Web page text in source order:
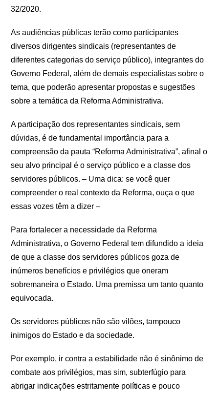
32/2020.
As audiências públicas terão como participantes
diversos dirigentes sindicais (representantes de
diferentes categorias do serviço público), integrantes do
Governo Federal, além de demais especialistas sobre o
tema, que poderão apresentar propostas e sugestões
sobre a temática da Reforma Administrativa.
A participação dos representantes sindicais, sem
dúvidas, é de fundamental importância para a
compreensão da pauta “Reforma Administrativa”, afinal o
seu alvo principal é o serviço público e a classe dos
servidores públicos. – Uma dica: se você quer
compreender o real contexto da Reforma, ouça o que
essas vozes têm a dizer –
Para fortalecer a necessidade da Reforma
Administrativa, o Governo Federal tem difundido a ideia
de que a classe dos servidores públicos goza de
inúmeros benefícios e privilégios que oneram
sobremaneira o Estado. Uma premissa um tanto quanto
equivocada.
Os servidores públicos não são vilões, tampouco
inimigos do Estado e da sociedade.
Por exemplo, ir contra a estabilidade não é sinônimo de
combate aos privilégios, mas sim, subterfúgio para
abrigar indicações estritamente políticas e pouco